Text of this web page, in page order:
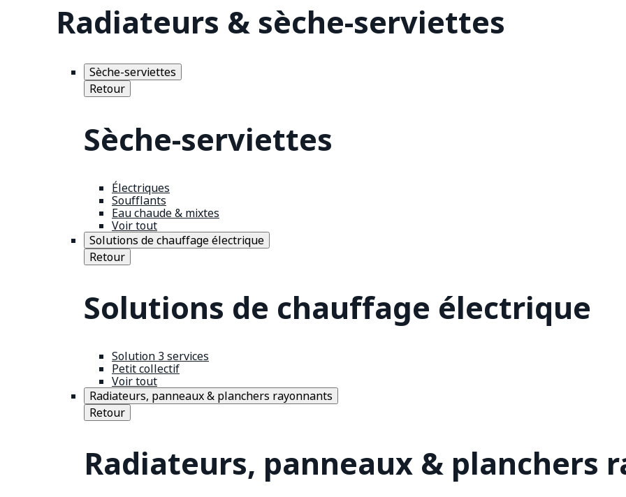
Radiateurs & sèche-serviettes
Sèche-serviettes
Retour
Sèche-serviettes
Électriques
Soufflants
Eau chaude & mixtes
Voir tout
Solutions de chauffage électrique
Retour
Solutions de chauffage électrique
Solution 3 services
Petit collectif
Voir tout
Radiateurs, panneaux & planchers rayonnants
Retour
Radiateurs, panneaux & planchers